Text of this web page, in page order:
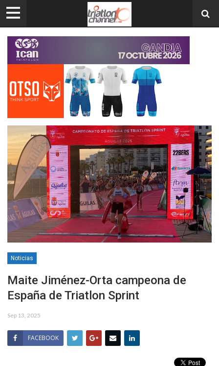
Noticias
Maite Jiménez-Orta campeona de
España de Triatlon Sprint
Sep 13, 2025
FACEBOOK